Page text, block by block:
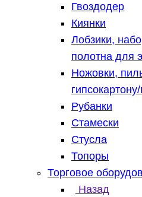
Гвоздодер
Киянки
Лобзики,
полотна для
Ножовки,
Рубанки
Стамески
Стусла
Топоры
Торговое
Назад